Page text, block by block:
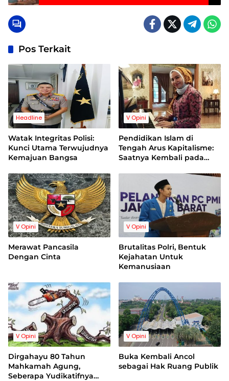
Pos Terkait
Headline
Watak Integritas Polisi:
Kunci Utama Terwujudnya
Kemajuan Bangsa
V Opini
Pendidikan Islam di
Tengah Arus Kapitalisme:
Saatnya Kembali pada
V Opini
Merawat Pancasila
Dengan Cinta
V Opini
Brutalitas Polri, Bentuk
Kejahatan Untuk
Kemanusiaan
V Opini
Dirgahayu 80 Tahun
Mahkamah Agung,
Seberapa Yudikatifnya
V Opini
Buka Kembali Ancol
sebagai Hak Ruang Publik